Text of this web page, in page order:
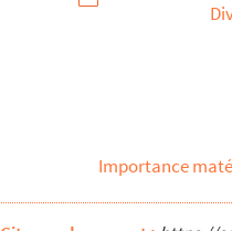
Importance